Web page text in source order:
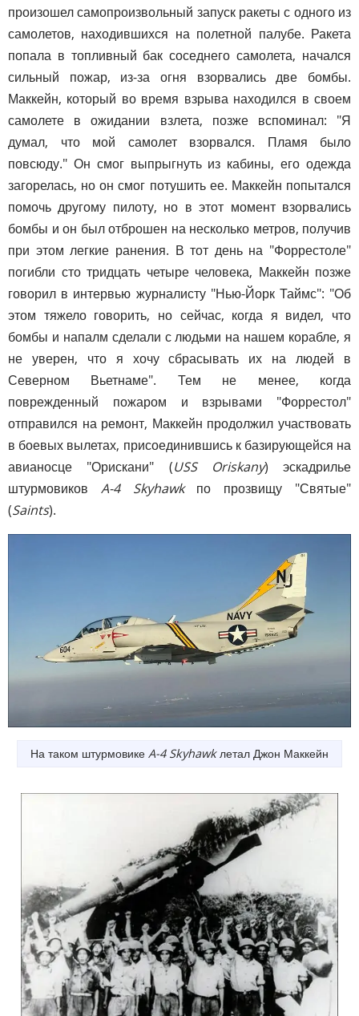
произошел самопроизвольный запуск ракеты с одного из
самолетов, находившихся на полетной палубе. Ракета
попала в топливный бак соседнего самолета, начался
сильный пожар, из-за огня взорвались две бомбы.
Маккейн, который во время взрыва находился в своем
самолете в ожидании взлета, позже вспоминал: "Я
думал, что мой самолет взорвался. Пламя было
повсюду." Он смог выпрыгнуть из кабины, его одежда
загорелась, но он смог потушить ее. Маккейн попытался
помочь другому пилоту, но в этот момент взорвались
бомбы и он был отброшен на несколько метров, получив
при этом легкие ранения. В тот день на "Форрестоле"
погибли сто тридцать четыре человека, Маккейн позже
говорил в интервью журналисту "Нью-Йорк Таймс": "Об
этом тяжело говорить, но сейчас, когда я видел, что
бомбы и напалм сделали с людьми на нашем корабле, я
не уверен, что я хочу сбрасывать их на людей в
Северном Вьетнаме". Тем не менее, когда
поврежденный пожаром и взрывами "Форрестол"
отправился на ремонт, Маккейн продолжил участвовать
в боевых вылетах, присоединившись к базирующейся на
авианосце "Орискани" (USS Oriskany) эскадрилье
штурмовиков A-4 Skyhawkпо прозвищу "Святые"
(Saints).
На таком штурмовике A-4 Skyhawkлетал Джон Маккейн